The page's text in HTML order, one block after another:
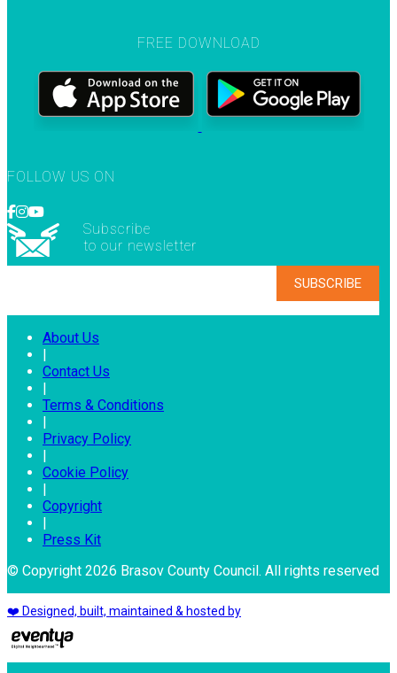
FREE DOWNLOAD
FOLLOW US ON
Subscribe
to our newsletter
About Us
|
Contact Us
|
Terms & Conditions
|
Privacy Policy
|
Cookie Policy
|
Copyright
|
Press Kit
© Copyright 2026 Brasov County Council. All rights reserved
❤️ Designed, built, maintained & hosted by